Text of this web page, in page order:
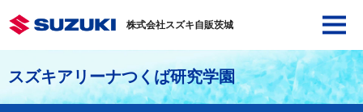
株式会社スズキ自販茨城
スズキアリーナつくば研究学園